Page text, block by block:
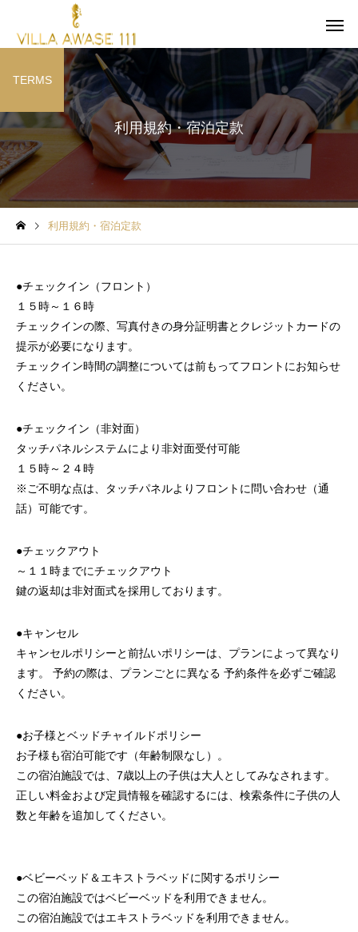
利用規約・宿泊定款
TERMS
利用規約・宿泊定款
●チェックイン（フロント）
１５時～１６時
チェックインの際、写真付きの身分証明書とクレジットカードの
提示が必要になります。
チェックイン時間の調整については前もってフロントにお知らせ
ください。
●チェックイン（非対面）
タッチパネルシステムにより非対面受付可能
１５時～２４時
※ご不明な点は、タッチパネルよりフロントに問い合わせ（通
話）可能です。
●チェックアウト
～１１時までにチェックアウト
鍵の返却は非対面式を採用しております。
●キャンセル
キャンセルポリシーと前払いポリシーは、プランによって異なり
ます。 予約の際は、プランごとに異なる 予約条件を必ずご確認
ください。
●お子様とベッドチャイルドポリシー
お子様も宿泊可能です（年齢制限なし）。
この宿泊施設では、7歳以上の子供は大人としてみなされます。
正しい料金および定員情報を確認するには、検索条件に子供の人
数と年齢を追加してください。
●ベビーベッド＆エキストラベッドに関するポリシー
この宿泊施設ではベビーベッドを利用できません。
この宿泊施設ではエキストラベッドを利用できません。